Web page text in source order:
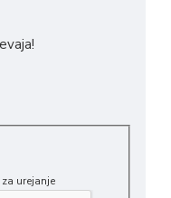
urejanje